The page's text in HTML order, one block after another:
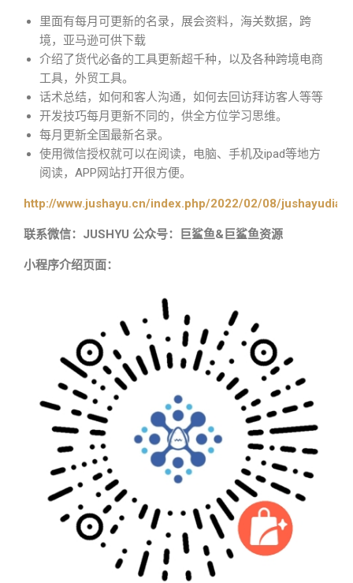
里面有每月可更新的名录，展会资料，海关数据，跨
境，亚马逊可供下载
介绍了货代必备的工具更新超千种，以及各种跨境电商
工具，外贸工具。
话术总结，如何和客人沟通，如何去回访拜访客人等等
开发技巧每月更新不同的，供全方位学习思维。
每月更新全国最新名录。
使用微信授权就可以在阅读，电脑、手机及ipad等地方
阅读，APP网站打开很方便。
http://www.jushayu.cn/index.php/2022/02/08/
联系微信：JUSHYU 公众号：巨鲨鱼&巨鲨鱼资源
小程序介绍页面：